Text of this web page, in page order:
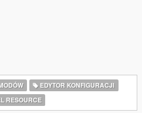
EDYTOR KONFIGURACJI
RESOURCE